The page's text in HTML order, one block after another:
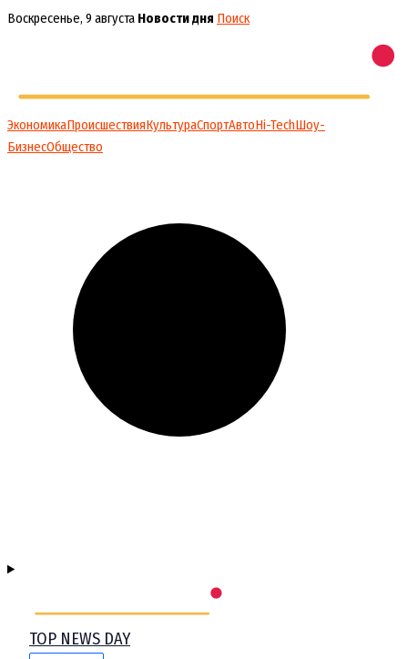
Перейти
Воскресенье, 9 августа Новости дня Поиск
ЭкономикаПроисшествияКультураСпортАвтоHi-TechШоу-
БизнесОбщество
TOP NEWS DAY